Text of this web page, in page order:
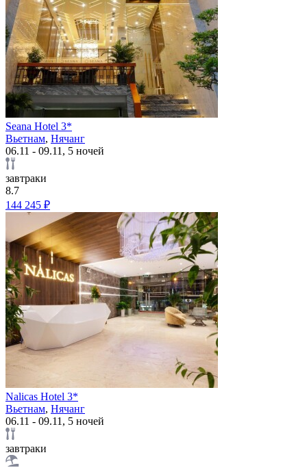
Seana Hotel 3*
Вьетнам, Нячанг
06.11 - 09.11, 5 ночей
завтраки
8.7
144 245 ₽
Nalicas Hotel 3*
Вьетнам, Нячанг
06.11 - 09.11, 5 ночей
завтраки